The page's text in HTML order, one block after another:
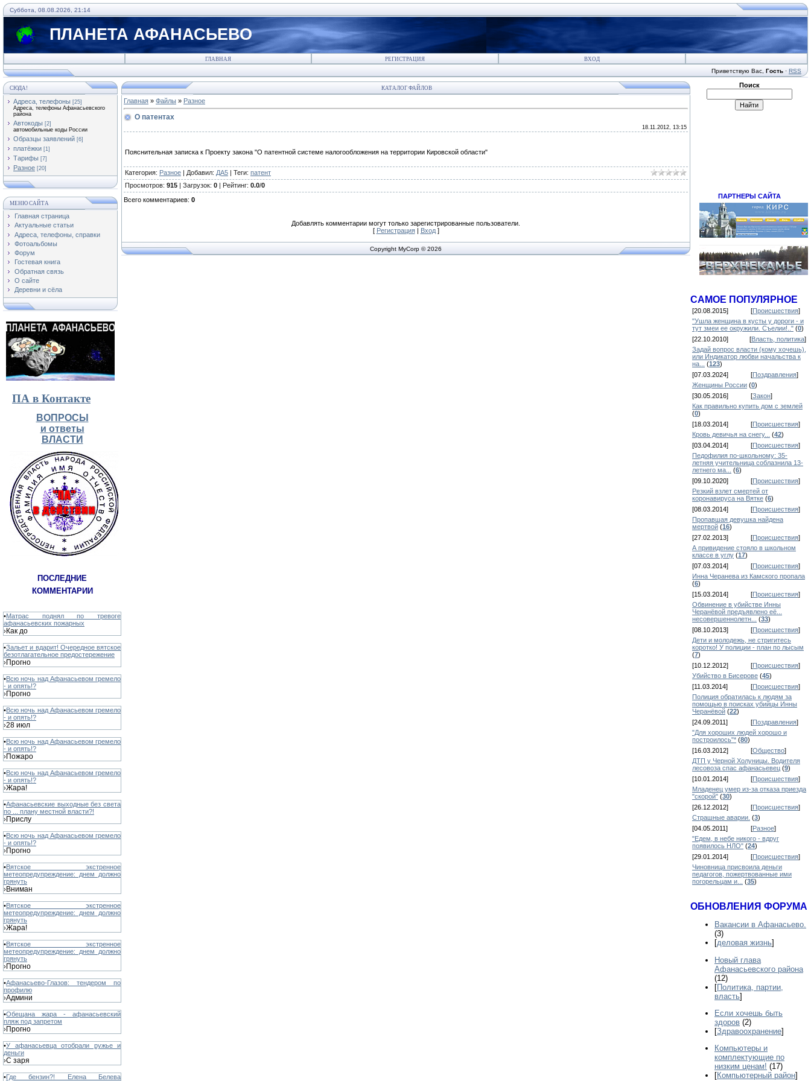
Суббота, 08.08.2026, 21:14
ПЛАНЕТА АФАНАСЬЕВО
ГЛАВНАЯ РЕГИСТРАЦИЯ ВХОД
Приветствую Вас Гость · RSS
СЮДА!
Адреса, телефоны [25]
Адреса, телефоны Афанасьевского
района
Автокоды [2]
автомобильные коды России
Образцы заявлений [6]
платёжки [1]
Тарифы [7]
Разное [20]
МЕНЮ САЙТА
Главная страница
Актуальные статьи
Адреса, телефоны, справки
Фотоальбомы
Форум
Гостевая книга
Обратная связь
О сайте
Деревни и сёла
ПА в Контакте
ВОПРОСЫ
и ответы
ВЛАСТИ
ПОСЛЕДНИЕ
КОММЕНТАРИИ
•Матрас поднял по тревоге
афанасьевских пожарных
›Как до
•Зальет и вдарит! Очередное вятское
безотлагательное предостережение
›Прогно
•Всю ночь над Афанасьевом гремело
- и опять!?
›Прогно
•Всю ночь над Афанасьевом гремело
- и опять!?
›28 июл
•Всю ночь над Афанасьевом гремело
- и опять!?
›Пожаро
•Всю ночь над Афанасьевом гремело
- и опять!?
›Жара!
•Афанасьевские выходные без света
по ... плану местной власти?!
›Прислу
•Всю ночь над Афанасьевом гремело
- и опять!?
›Прогно
•Вятское экстренное
метеопредупреждение: днем должно
грянуть
›Вниман
•Вятское экстренное
метеопредупреждение: днем должно
грянуть
›Жара!
•Вятское экстренное
метеопредупреждение: днем должно
грянуть
›Прогно
•Афанасьево-Глазов: тендером по
профилю
›Админи
•Обещана жара - афанасьевский
пляж под запретом
›Прогно
•У афанасьевца отобрали ружье и
деньги
›С заря
•Где бензин?! Елена Белева
КАТАЛОГ ФАЙЛОВ
Главная » Файлы » Разное
О патентах
18.11.2012, 13:15
Пояснительная записка к Проекту закона "О патентной системе налогообложения на территории Кировской области"
Категория: Разное | Добавил: ДА5 | Теги: патент
Просмотров: 915 | Загрузок: 0 | Рейтинг: 0.0/0
Всего комментариев: 0
Добавлять комментарии могут только зарегистрированные пользователи.
[ Регистрация| Вход]
Copyright MyCorp © 2026
Поиск
ПАРТНЕРЫ САЙТА
САМОЕ ПОПУЛЯРНОЕ
[20.08.2015] [Происшествия]
"Ушла женщина в кусты у дороги - и
тут змеи ее окружили. Съелии!.." (0)
[22.10.2010]
[Власть, политика]
Задай вопрос власти (кому хочешь),
или Индикатор любви начальства к
на...
(123)
[07.03.2024]
[Поздравления]
Женщины России (0)
[30.05.2016]
[Закон]
Как правильно купить дом с землей
(0)
[18.03.2014]
[Происшествия]
Кровь девичья на снегу...
(42)
[03.04.2014]
[Происшествия]
Педофилия по-школьному: 35-
летняя учительница соблазнила 13-
летнего ма...
(6)
[09.10.2020]
[Происшествия]
Резкий взлет смертей от
коронавируса на Вятке (6)
[08.03.2014]
[Происшествия]
Пропавшая девушка найдена
мертвой (16)
[27.02.2013]
[Происшествия]
А привидение стояло в школьном
классе в углу (17)
[07.03.2014]
[Происшествия]
Инна Черанева из Камского пропала
(6)
[15.03.2014]
[Происшествия]
Обвинение в убийстве Инны
Черанёвой предъявлено её...
несовершеннолетн...
(33)
[08.10.2013]
[Происшествия]
Дети и молодежь, не стригитесь
коротко! У полиции - план по лысым
(7)
[10.12.2012]
[Происшествия]
Убийство в Бисерове (45)
[11.03.2014]
[Происшествия]
Полиция обратилась к людям за
помощью в поисках убийцы Инны
Черанёвой (22)
[24.09.2011]
[Поздравления]
"Для хороших людей хорошо и
построилось"* (80)
[16.03.2012]
[Общество]
ДТП у Черной Холуницы. Водителя
лесовоза спас афанасьевец (9)
[10.01.2014]
[Происшествия]
Младенец умер из-за отказа приезда
"скорой" (30)
[26.12.2012]
[Происшествия]
Страшные аварии. (3)
[04.05.2011]
[Разное]
"Едем, в небе никого - вдруг
появилось НЛО" (24)
[29.01.2014]
[Происшествия]
Чиновница присвоила деньги
педагогов, пожертвованные ими
погорельцам и...
(35)
ОБНОВЛЕНИЯ ФОРУМА
Вакансии в Афанасьево.
(3)
[деловая жизнь]
Новый глава
Афанасьевского района
(12)
[Политика, партии,
власть]
Если хочешь быть
здоров (2)
[Здравоохранение]
Компьютеры и
комплектующие по
низким ценам! (17)
[Компьютерный район]